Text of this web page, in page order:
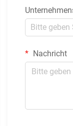
Nachricht